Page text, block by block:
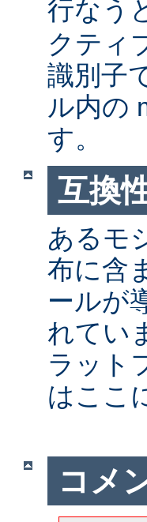
行なう
クティ
識別子
ル内の
す。
互換
あるモ
布に含
ールが
れてい
ラット
はここ
コメ